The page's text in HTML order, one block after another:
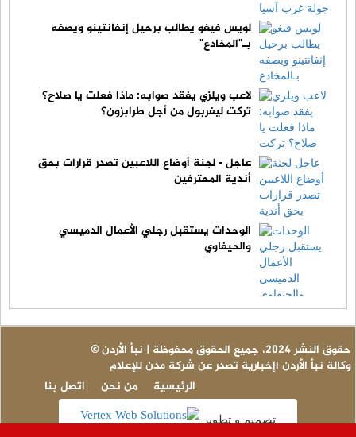
لويس فيغو يطالب برحيل إنفانتينو ويصفه
بـ"المخادع"
لاعب ويلزي يفقد صوابه: ماذا فعلت يا صلاح؟
تركت ليفربول من أجل طرابزون؟
عاجل - لجنة أوضاع اللاعبين تصدر قرارات بحق
أندية المحترفين
الوحدات يستقبل رجلي الأعمال الدميسي
والحيفاوي
© حقوق النشر 2024، جميع الحقوق محفوظة | نبأ الأردن
وكالة نبأ الأردن اإخبارية تصدر عن شركة مدن للإعلام
اتصل بنا
من نحن الرئيسية
تصميم و تطوير